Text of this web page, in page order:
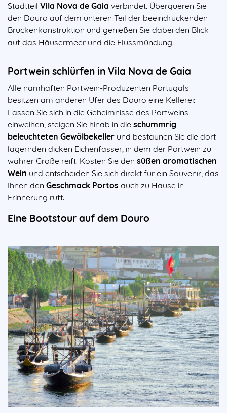
Stadtteil Vila Nova de Gaia verbindet. Überqueren Sie
den Douro auf dem unteren Teil der beeindruckenden
Brückenkonstruktion und genießen Sie dabei den Blick
auf das Häusermeer und die Flussmündung.
Portwein schlürfen in Vila Nova de Gaia
Alle namhaften Portwein-Produzenten Portugals
besitzen am anderen Ufer des Douro eine Kellerei:
Lassen Sie sich in die Geheimnisse des Portweins
einweihen, steigen Sie hinab in die schummrig
beleuchteten Gewölbekeller und bestaunen Sie die dort
lagernden dicken Eichenfässer, in dem der Portwein zu
wahrer Größe reift. Kosten Sie den süßen aromatischen
Wein und entscheiden Sie sich direkt für ein Souvenir, das
Ihnen den Geschmack Portos auch zu Hause in
Erinnerung ruft.
Eine Bootstour auf dem Douro